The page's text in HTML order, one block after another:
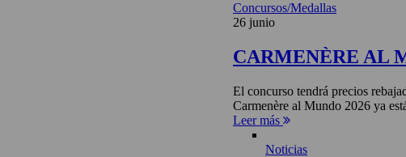
Concursos/Medallas
26 junio
CARMENÈRE AL
El concurso tendrá precios
Carmenère al Mundo 2026 ya
Leer más
Noticias